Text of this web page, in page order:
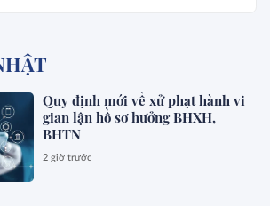
Quy định mới về xử phạt hành vi
gian lận hồ sơ hưởng BHXH,
BHTN
2 giờ trước